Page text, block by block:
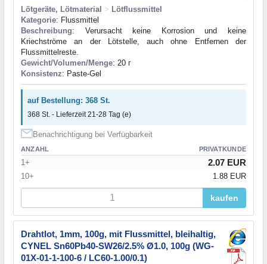
Lötgeräte, Lötmaterial > Lötflussmittel
Kategorie: Flussmittel
Beschreibung: Verursacht keine Korrosion und keine
Kriechströme an der Lötstelle, auch ohne Entfernen der
Flussmittelreste.
Gewicht/Volumen/Menge: 20 г
Konsistenz: Paste-Gel
auf Bestellung: 368 St.
368 St. - Lieferzeit 21-28 Tag (e)
Benachrichtigung bei Verfügbarkeit
ANZAHL PRIVATKUNDE
1+ 2.07 EUR
10+ 1.88 EUR
kaufen
Drahtlot, 1mm, 100g, mit Flussmittel, bleihaltig,
CYNEL Sn60Pb40-SW26/2.5% Ø1.0, 100g (WG-
01X-01-1-100-6 / LC60-1.00/0.1)